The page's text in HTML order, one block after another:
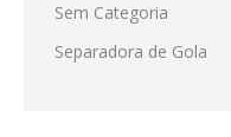
Sem Categoria
Separadora de Gola